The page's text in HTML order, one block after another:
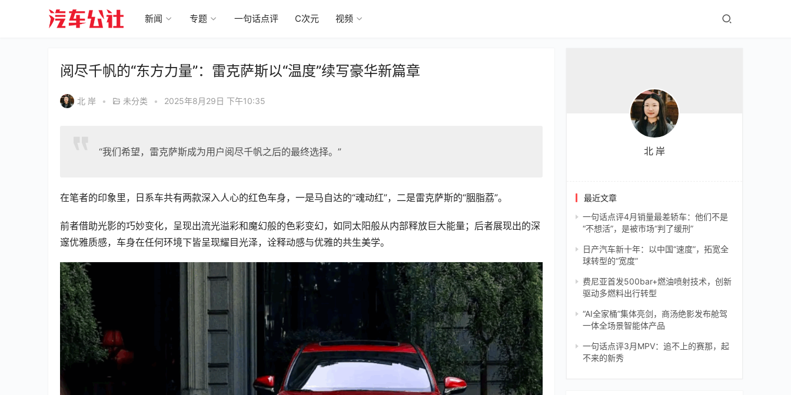
新闻 专题 一句话点评 C次元 视频
阅尽千帆的“东方力量”：雷克萨斯以“温度”续写豪华新篇章
北 岸 • 未分类 • 2025年8月29日 下午10:35
“我们希望，雷克萨斯成为用户阅尽千帆之后的最终选择。”
在笔者的印象里，日系车共有两款深入人心的红色车身，一是马自达的“魂动红”，二是雷克萨斯的“胭脂荔”。
前者借助光影的巧妙变化，呈现出流光溢彩和魔幻般的色彩变幻，如同太阳般从内部释放巨大能量；后者展现出的深
邃优雅质感，车身在任何环境下皆呈现耀目光泽，诠释动感与优雅的共生美学。
北 岸
最近文章
一句话点评4月销量最差轿车：他们不是
“不想活”，是被市场“判了缓刑”
日产汽车新十年：以中国“速度”，拓宽全
球转型的“宽度”
费尼亚首发500bar+燃油喷射技术，创新
驱动多燃料出行转型
“AI全家桶”集体亮剑，商汤绝影发布舱驾
一体全场景智能体产品
一句话点评3月MPV：追不上的赛那，起
不来的新秀